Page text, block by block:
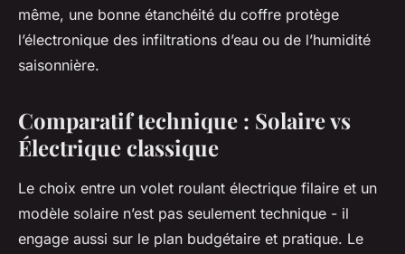
même, une bonne étanchéité du coffre protège
l’électronique des infiltrations d’eau ou de l’humidité
saisonnière.
Comparatif technique : Solaire vs
Électrique classique
Le choix entre un volet roulant électrique filaire et un
modèle solaire n’est pas seulement technique - il
engage aussi sur le plan budgétaire et pratique. Le